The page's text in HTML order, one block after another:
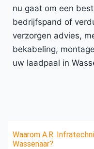
nu gaat om een
bedrijfspand of
verzorgen advies,
bekabeling,
uw laadpaal in
Waarom A.R.
Wassenaar?